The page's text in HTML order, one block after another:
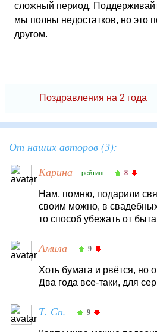
сложный период.
мы полны недостатков, но это
другом.
Поздравления на 2 года
От наших авторов (3):
Карина
рейтинг: 8
Нам, помню, подарили
своим можно, в свадебных
то способ убежать от
Амила 9
Хоть бумага и рвётся, но
Два года все-таки, для
Т. Сп. 9